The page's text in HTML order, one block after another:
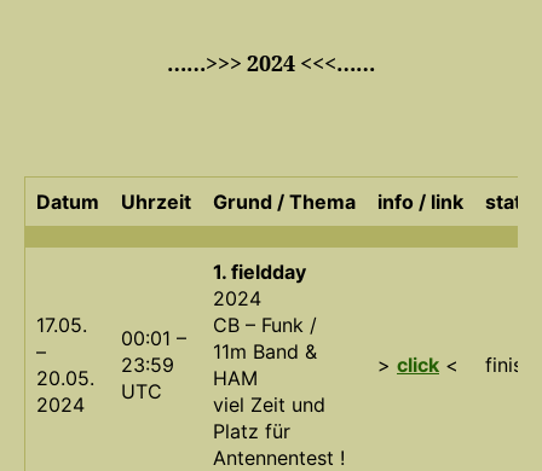
……>>> 2024 <<<……
Datum Uhrzeit Grund / Thema info / link
17.05.
–
20.05.
2024
00:01 –
23:59
UTC
1. fieldday
2024
CB – Funk /
11m Band &
HAM
viel Zeit und
Platz für
Antennentest !
> click < finish